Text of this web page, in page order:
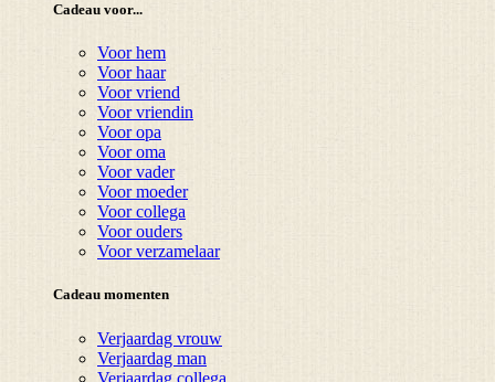
Cadeau voor...
Voor hem
Voor haar
Voor vriend
Voor vriendin
Voor opa
Voor oma
Voor vader
Voor moeder
Voor collega
Voor ouders
Voor verzamelaar
Cadeau momenten
Verjaardag vrouw
Verjaardag man
Verjaardag collega